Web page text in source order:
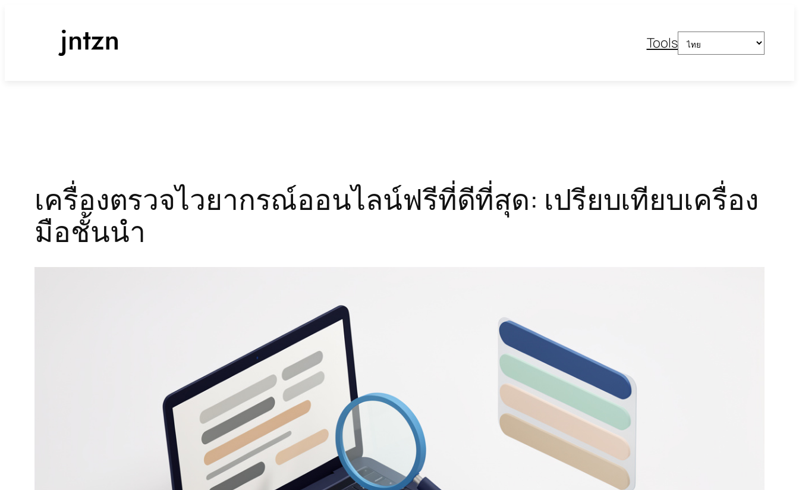
ToolsChoose
a
เครื่องตรวจไวยากรณ์ออนไลน์ฟรีที่ดีที่สุด: เปรียบเทียบเครื่อง
มือชั้นนำ